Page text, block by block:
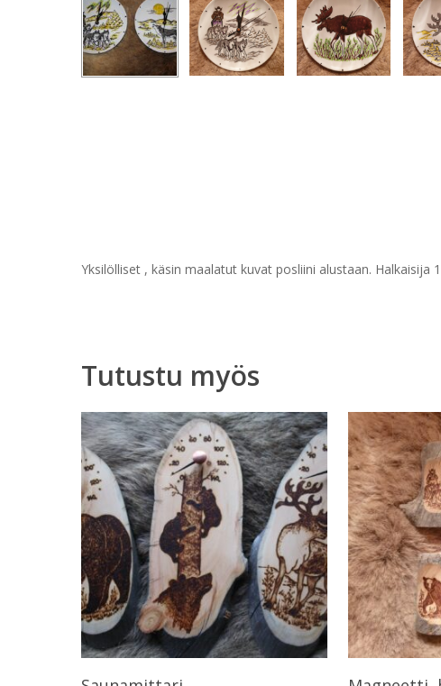
Yksilölliset , käsin maalatut kuvat posliini alustaan. Halkaisija
Tutustu myös